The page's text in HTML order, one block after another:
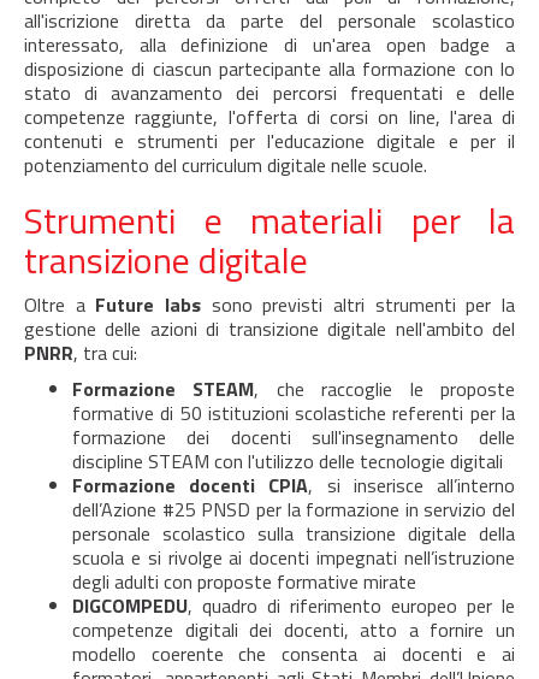
all'iscrizione diretta da parte del personale scolastico
interessato, alla definizione di un'area open badge a
disposizione di ciascun partecipante alla formazione con lo
stato di avanzamento dei percorsi frequentati e delle
competenze raggiunte, l'offerta di corsi on line, l'area di
contenuti e strumenti per l'educazione digitale e per il
potenziamento del curriculum digitale nelle scuole.
Strumenti e materiali per la
transizione digitale
Oltre a Future labs sono previsti altri strumenti per la
gestione delle azioni di transizione digitale nell'ambito del
PNRR, tra cui:
Formazione STEAM, che raccoglie le proposte
formative di 50 istituzioni scolastiche referenti per la
formazione dei docenti sull'insegnamento delle
discipline STEAM con l'utilizzo delle tecnologie digitali
Formazione docenti CPIA, si inserisce all’interno
dell’Azione #25 PNSD per la formazione in servizio del
personale scolastico sulla transizione digitale della
scuola e si rivolge ai docenti impegnati nell’istruzione
degli adulti con proposte formative mirate
DIGCOMPEDU, quadro di riferimento europeo per le
competenze digitali dei docenti, atto a fornire un
modello coerente che consenta ai docenti e ai